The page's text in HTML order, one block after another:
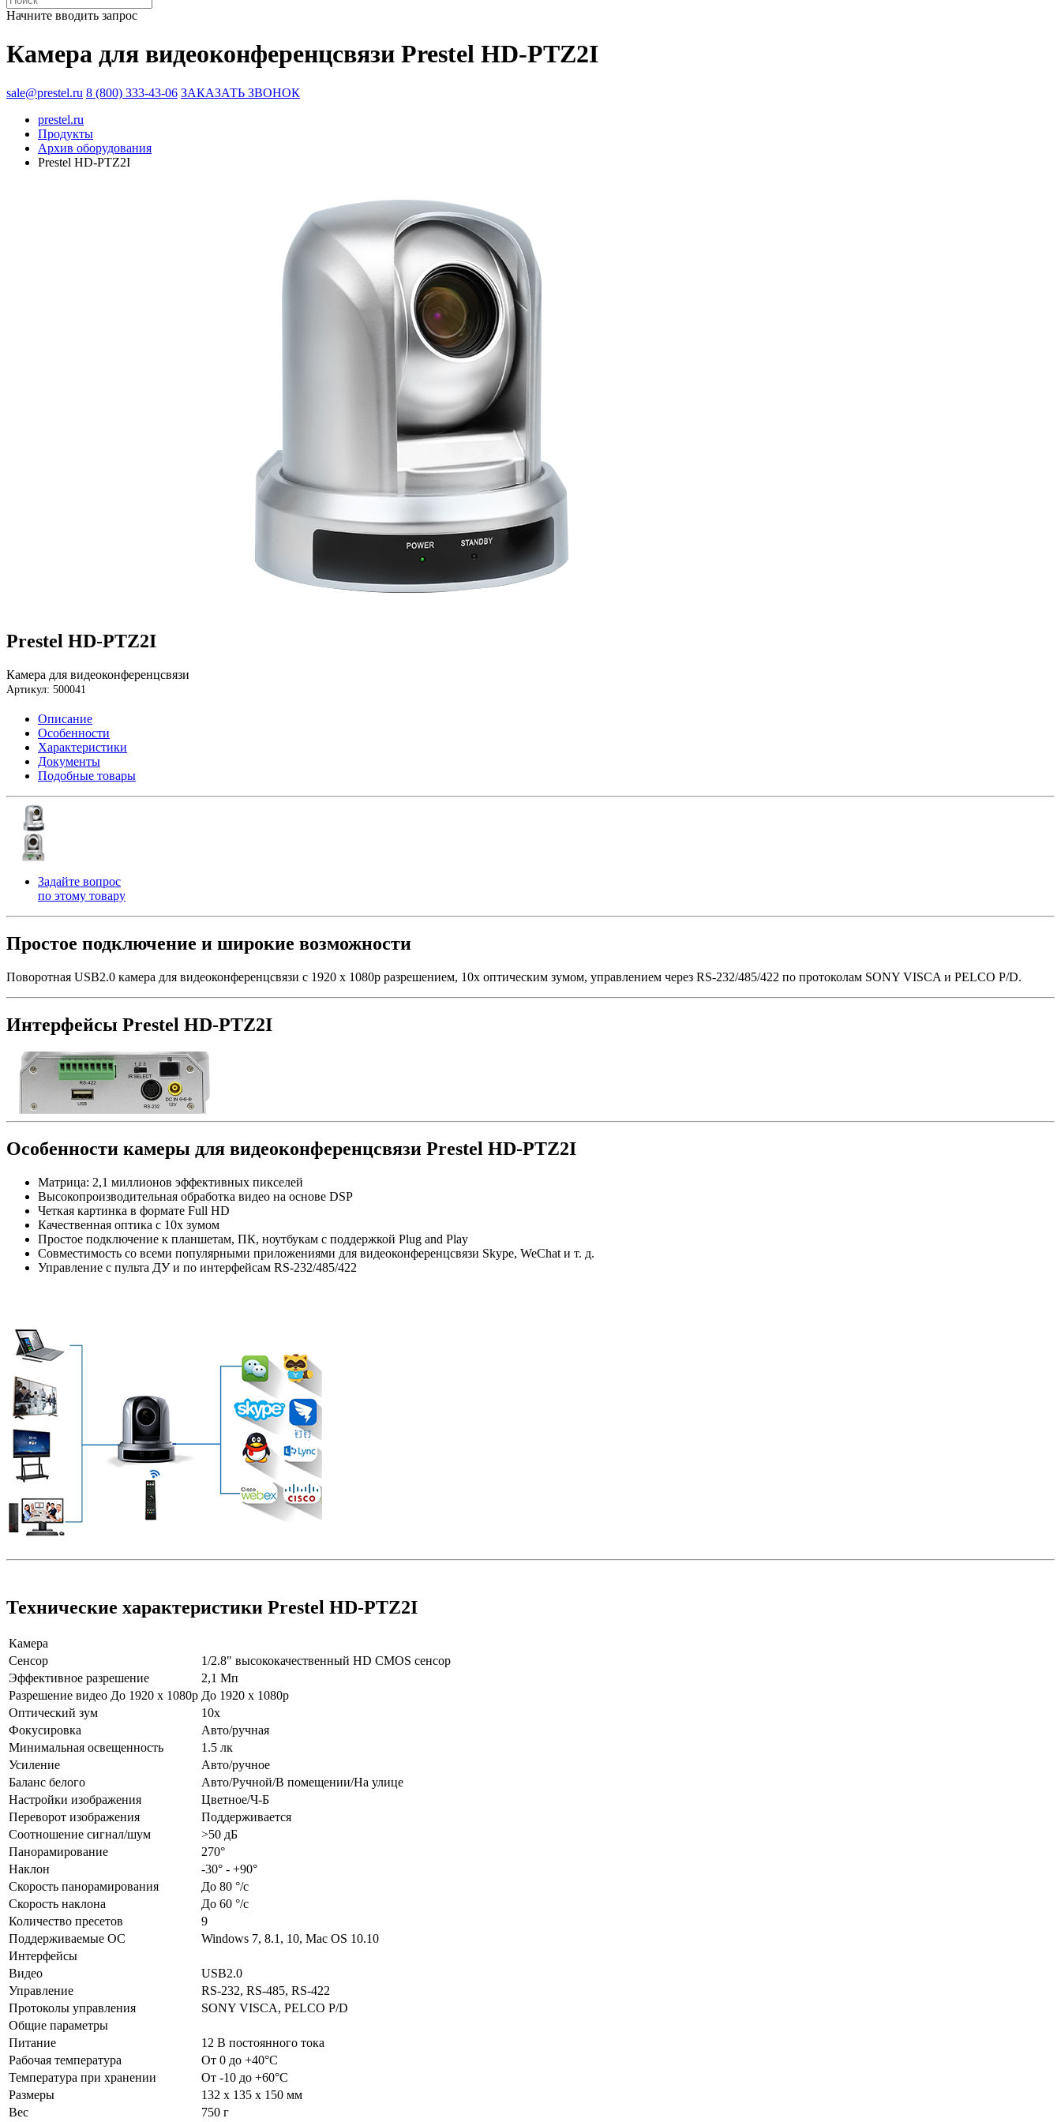
Начните вводить запрос
Камера для видеоконференцсвязи Prestel HD-PTZ2I
sale@prestel.ru 8 (800) 333-43-06 ЗАКАЗАТЬ ЗВОНОК
prestel.ru
Продукты
Архив оборудования
Prestel HD-PTZ2I
Prestel HD-PTZ2I
Камера для видеоконференцсвязи
Артикул: 500041
Описание
Особенности
Характеристики
Документы
Подобные товары
Задайте вопрос
по этому товару
Простое подключение и широкие возможности
Поворотная USB2.0 камера для видеоконференцсвязи с 1920 х 1080р разрешением, 10х оптическим зумом, управлением через RS-232/485/422 по протоколам SONY VISCA и PELCO P/D.
Интерфейсы Prestel HD-PTZ2I
Особенности камеры для видеоконференцсвязи Prestel HD-PTZ2I
Матрица: 2,1 миллионов эффективных пикселей
Высокопроизводительная обработка видео на основе DSP
Четкая картинка в формате Full HD
Качественная оптика с 10х зумом
Простое подключение к планшетам, ПК, ноутбукам с поддержкой Plug and Play
Совместимость со всеми популярными приложениями для видеоконференцсвязи Skype, WeChat и т. д.
Управление с пульта ДУ и по интерфейсам RS-232/485/422
Технические характеристики Prestel HD-PTZ2I
Камера
Сенсор
1/2.8" высококачественный HD CMOS сенсор
Эффективное разрешение
2,1 Мп
Разрешение видео До 1920 х 1080р До 1920 х 1080р
Оптический зум
10х
Фокусировка
Авто/ручная
Минимальная освещенность
1.5 лк
Усиление
Авто/ручное
Баланс белого
Авто/Ручной/В помещении/На улице
Настройки изображения
Цветное/Ч-Б
Переворот изображения
Поддерживается
Соотношение сигнал/шум
>50 дБ
Панорамирование
270°
Наклон
-30° - +90°
Скорость панорамирования
До 80 °/с
Скорость наклона
До 60 °/с
Количество пресетов
9
Поддерживаемые ОС
Windows 7, 8.1, 10, Mac OS 10.10
Интерфейсы
Видео
USB2.0
Управление
RS-232, RS-485, RS-422
Протоколы управления
SONY VISCA, PELCO P/D
Общие параметры
Питание
12 В постоянного тока
Рабочая температура
От 0 до +40°С
Температура при хранении
От -10 до +60°С
Размеры
132 х 135 х 150 мм
Вес
750 г